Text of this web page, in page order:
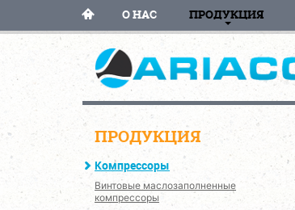
О НАС ПРОДУКЦИЯ
ПРОДУКЦИЯ
Компрессоры
Винтовые маслозаполненные
компрессоры